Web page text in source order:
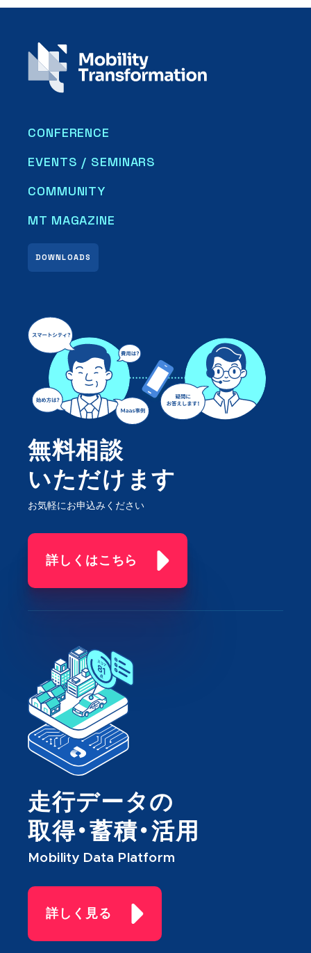
CONFERENCE
EVENTS / SEMINARS
COMMUNITY
DOWNLOADS
MT MAGAZINE
無料相談
いただけます
お気軽にお申込みください
詳しくはこちら
走行データの
取得・蓄積・活用
Mobility Data Platform
詳しく見る